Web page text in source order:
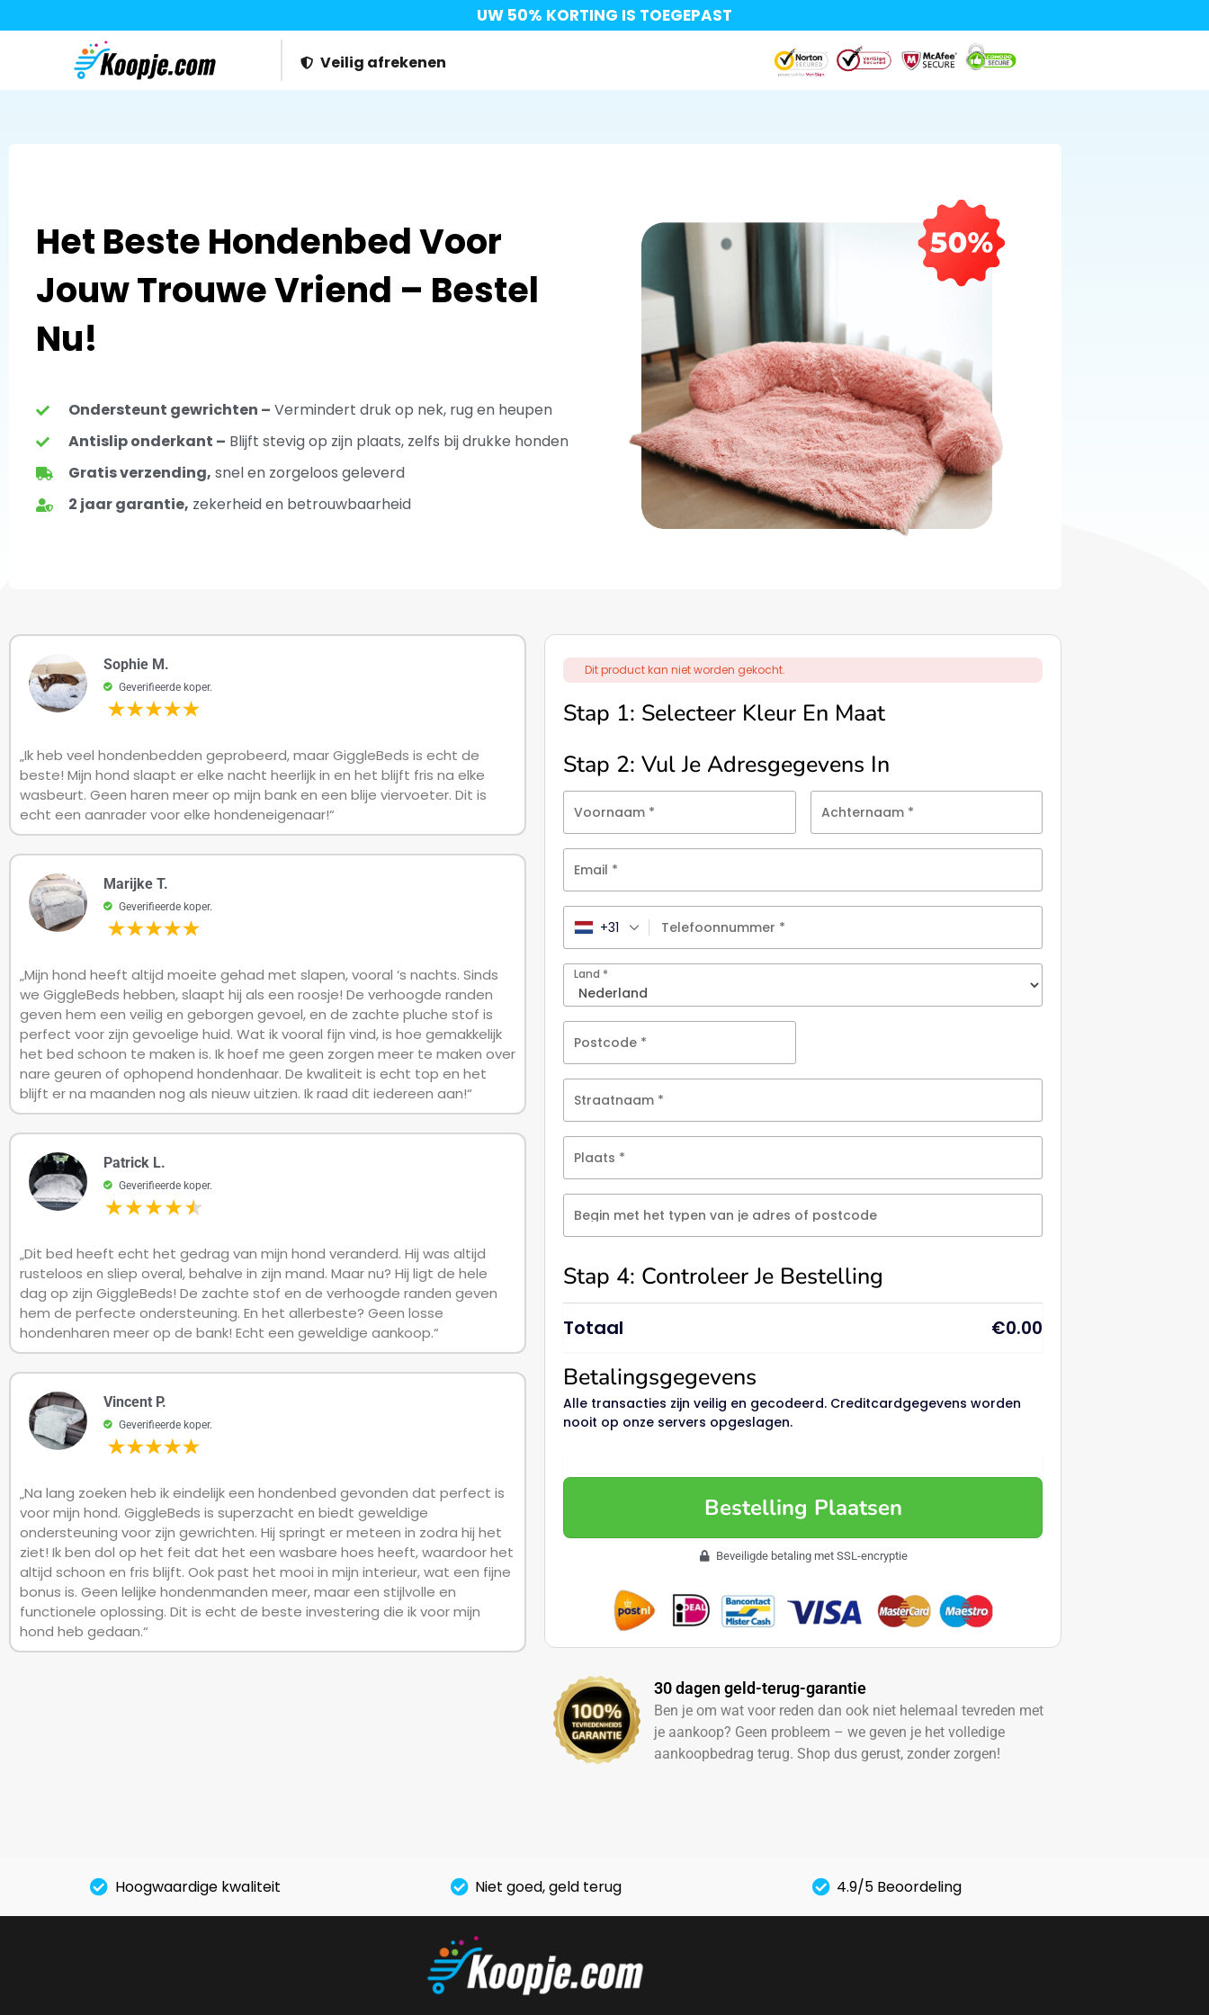
UW 50% KORTING IS TOEGEPAST
Veilig afrekenen
Het Beste Hondenbed Voor
Jouw Trouwe Vriend – Bestel
Nu!
Ondersteunt gewrichten – Vermindert druk op nek, rug en heupen
Antislip onderkant – Blijft stevig op zijn plaats, zelfs bij drukke honden
Gratis verzending, snel en zorgeloos geleverd
2 jaar garantie, zekerheid en betrouwbaarheid
Sophie M.
Geverifieerde koper.
„Ik heb veel hondenbedden geprobeerd, maar GiggleBeds is echt de
beste! Mijn hond slaapt er elke nacht heerlijk in en het blijft fris na elke
wasbeurt. Geen haren meer op mijn bank en een blije viervoeter. Dit is
echt een aanrader voor elke hondeneigenaar!“
Marijke T.
Geverifieerde koper.
„Mijn hond heeft altijd moeite gehad met slapen, vooral ‘s nachts. Sinds
we GiggleBeds hebben, slaapt hij als een roosje! De verhoogde randen
geven hem een veilig en geborgen gevoel, en de zachte pluche stof is
perfect voor zijn gevoelige huid. Wat ik vooral fijn vind, is hoe gemakkelijk
het bed schoon te maken is. Ik hoef me geen zorgen meer te maken over
nare geuren of ophopend hondenhaar. De kwaliteit is echt top en het
blijft er na maanden nog als nieuw uitzien. Ik raad dit iedereen aan!“
Patrick L.
Geverifieerde koper.
„Dit bed heeft echt het gedrag van mijn hond veranderd. Hij was altijd
rusteloos en sliep overal, behalve in zijn mand. Maar nu? Hij ligt de hele
dag op zijn GiggleBeds! De zachte stof en de verhoogde randen geven
hem de perfecte ondersteuning. En het allerbeste? Geen losse
hondenharen meer op de bank! Echt een geweldige aankoop.“
Vincent P.
Geverifieerde koper.
„Na lang zoeken heb ik eindelijk een hondenbed gevonden dat perfect is
voor mijn hond. GiggleBeds is superzacht en biedt geweldige
ondersteuning voor zijn gewrichten. Hij springt er meteen in zodra hij het
ziet! Ik ben dol op het feit dat het een wasbare hoes heeft, waardoor het
altijd schoon en fris blijft. Ook past het mooi in mijn interieur, wat een fijne
bonus is. Geen lelijke hondenmanden meer, maar een stijlvolle en
functionele oplossing. Dit is echt de beste investering die ik voor mijn
hond heb gedaan.“
Dit product kan niet worden gekocht.
Stap 1: Selecteer Kleur En Maat
Stap 2: Vul Je Adresgegevens In
Voornaam * Achternaam *
Email *
Telefoonnummer *
+31
Land *
Postcode *
Straatnaam *
Plaats *
Begin met het typen van je adres of postcode
Stap 4: Controleer Je Bestelling
Totaal €0.00
Betalingsgegevens
Alle transacties zijn veilig en gecodeerd. Creditcardgegevens worden
nooit op onze servers opgeslagen.
Bestelling Plaatsen
Beveiligde betaling met SSL-encryptie
30 dagen geld-terug-garantie​
Ben je om wat voor reden dan ook niet helemaal tevreden met
je aankoop? Geen probleem – we geven je het volledige
aankoopbedrag terug. Shop dus gerust, zonder zorgen!
Hoogwaardige kwaliteit Niet goed, geld terug 4.9/5 Beoordeling